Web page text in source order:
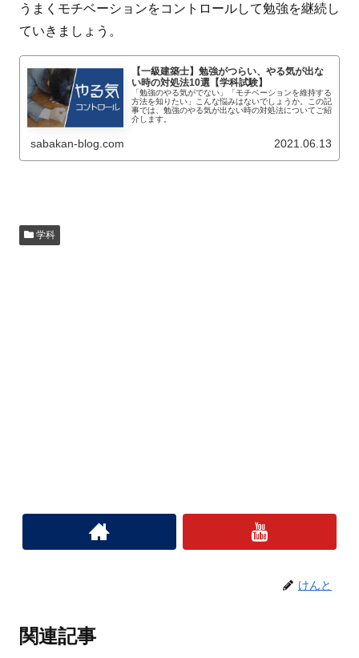
うまくモチベーションをコントロールして勉強を継続し
ていきましょう。
【一級建築士】勉強がつらい、やる気が出な
い時の対処法10選【学科試験】
「勉強のやる気がでない」「モチベーションを維持する
方法を知りたい」こんな悩みはないでしょうか。この記
事では、勉強のやる気が出ない時の対処法についてご紹
介します。
sabakan-blog.com 2021.06.13
学科
けんと
関連記事